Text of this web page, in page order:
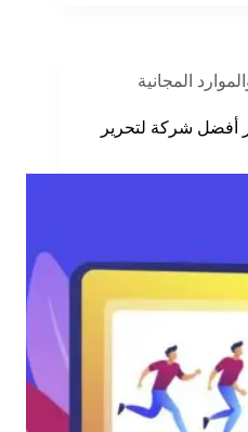
المجانية
كيف تختار أفضل شركة لتحرير